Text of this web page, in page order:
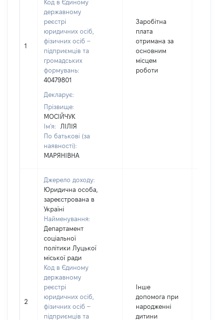
1
Код в Єдиному
державному
реєстрі
юридичних осіб,
фізичних осіб –
підприємців та
громадських
формувань:
40479801
Декларує:
Прізвище:
МОСІЙЧУК
Ім'я:
ЛІЛІЯ
По батькові (за
наявності):
МАРЯНІВНА
Заробітна
плата
отримана за
основним
місцем
роботи
2
Джерело доходу:
Юридична особа,
зареєстрована в
Україні
Найменування:
Департамент
соціальної
політики Луцької
міської ради
Код в Єдиному
державному
реєстрі
юридичних осіб,
фізичних осіб –
підприємців та
Інше
допомога при
народженні
дитини